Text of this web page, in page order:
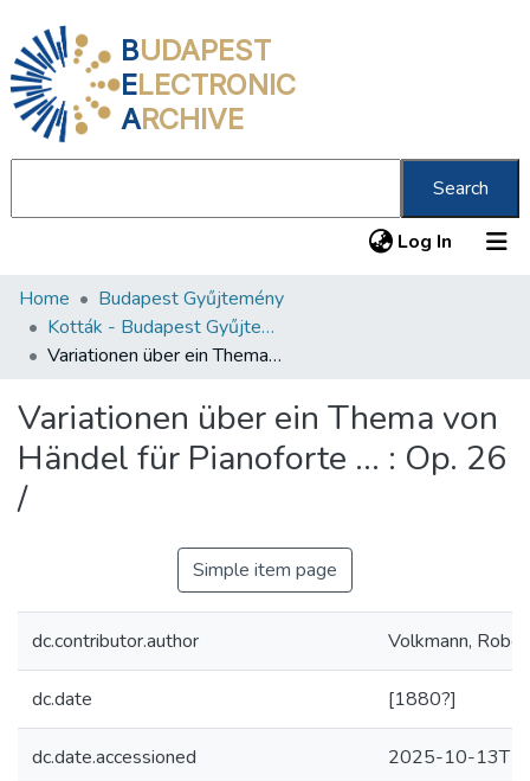
BUDAPEST
ELECTRONIC
ARCHIVE
Search
Log In (current)
Communities & Collections
All of DSpace
About us
Home
Budapest Gyűjtemény
Kották - Budapest Gyűjtemény
Variationen über ein Thema von Händel für Pianoforte ... : Op. 26 /
Variationen über ein Thema von
Händel für Pianoforte ... : Op. 26
/
Simple item page
dc.contributor.author Volkmann,
dc.date [1880?]
dc.date.accessioned 2025-10-